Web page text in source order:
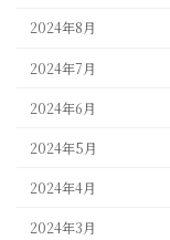
2024年8月
2024年7月
2024年6月
2024年5月
2024年4月
2024年3月